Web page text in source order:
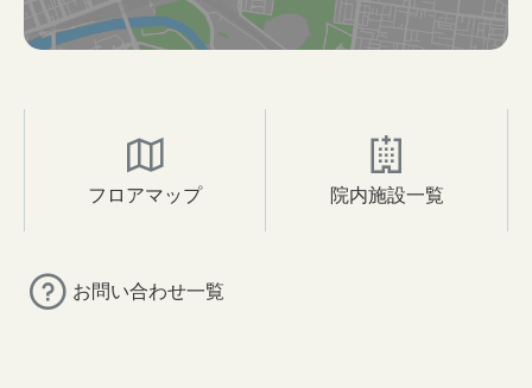
フロアマップ 院内施設一覧
お問い合わせ一覧